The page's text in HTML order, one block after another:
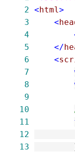
2 <html >
3
<
4
5
</
6
<
7
8
9
10
11
12
13